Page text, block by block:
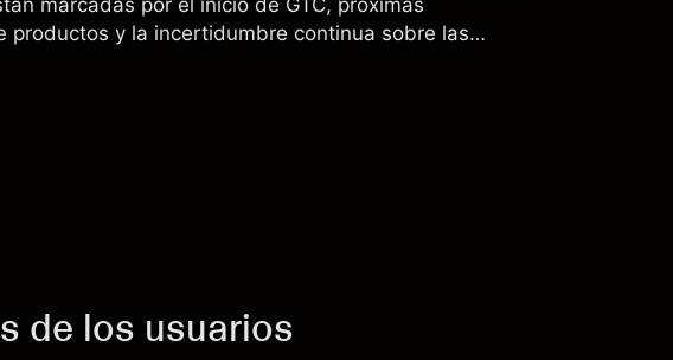
marcadas por el inicio de GTC, próximas
productos y la incertidumbre continua sobre las
a China. El rendimiento pasado no es un
de los usuarios